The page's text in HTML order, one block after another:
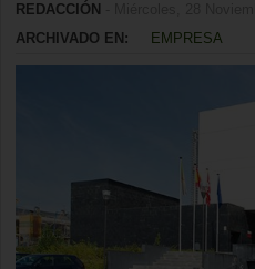
REDACCIÓN
ARCHIVADO EN:
EMPRESA